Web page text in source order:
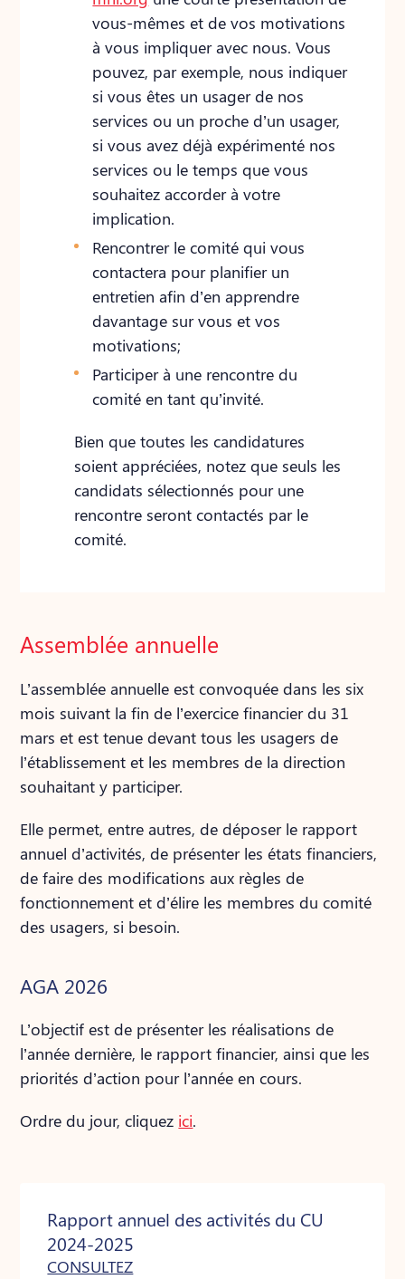
vous-mêmes et de vos motivations
à vous impliquer avec nous. Vous
pouvez, par exemple, nous indiquer
si vous êtes un usager de nos
services ou un proche d’un usager,
si vous avez déjà expérimenté nos
services ou le temps que vous
souhaitez accorder à votre
implication.
Rencontrer le comité qui vous
contactera pour planifier un
entretien afin d’en apprendre
davantage sur vous et vos
motivations;
Participer à une rencontre du
comité en tant qu’invité.
Bien que toutes les candidatures
soient appréciées, notez que seuls les
candidats sélectionnés pour une
rencontre seront contactés par le
comité.
Assemblée annuelle
L’assemblée annuelle est convoquée dans les six
mois suivant la fin de l’exercice financier du 31
mars et est tenue devant tous les usagers de
l’établissement et les membres de la direction
souhaitant y participer.
Elle permet, entre autres, de déposer le rapport
annuel d’activités, de présenter les états financiers,
de faire des modifications aux règles de
fonctionnement et d’élire les membres du comité
des usagers, si besoin.
AGA 2026
L’objectif est de présenter les réalisations de
l’année dernière, le rapport financier, ainsi que les
priorités d’action pour l’année en cours.
Ordre du jour, cliquez ici.
Rapport annuel des activités du CU
2024-2025
CONSULTEZ